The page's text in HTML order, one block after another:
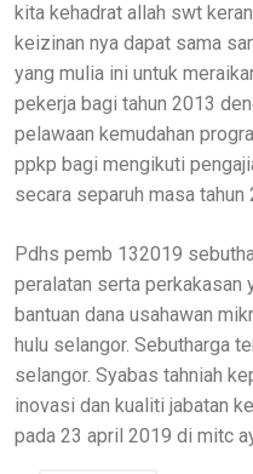
kita kehadrat allah swt
keizinan nya dapat sama
yang mulia ini untuk
pekerja bagi tahun 2013
pelawaan kemudahan
ppkp bagi mengikuti
secara separuh masa tahun
Pdhs pemb 132019
peralatan serta perkakasan
bantuan dana usahawan
hulu selangor. Sebutharga
selangor. Syabas tahniah
inovasi dan kualiti jabatan
pada 23 april 2019 di mitc